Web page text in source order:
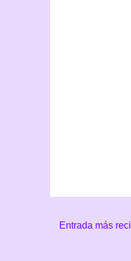
Entrada más